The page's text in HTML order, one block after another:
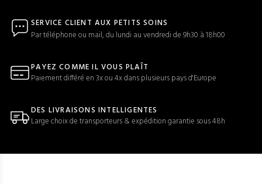
SERVICE CLIENT AUX PETITS SOINS
Par téléphone ou mail, du lundi au vendredi de 9h30 à 18h00
PAYEZ COMME IL VOUS PLAÎT
Paiement différé en 3x ou 4x dans plusieurs pays d'Europe
DES LIVRAISONS INTELLIGENTES
Large choix de transporteurs & expédition garantie sous 48h